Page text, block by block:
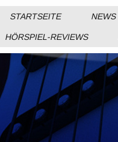
STARTSEITE NEWS
HÖRSPIEL-REVIEWS